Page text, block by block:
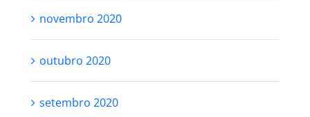
novembro 2020
outubro 2020
setembro 2020